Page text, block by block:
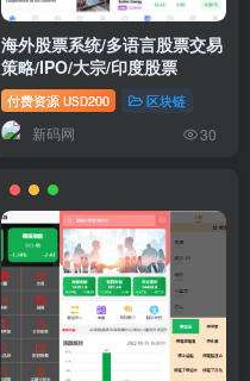
海外股票系统/多语言股票交易
策略/IPO/大宗/印度股票
付费资源 USD200 区块链
新码网 30